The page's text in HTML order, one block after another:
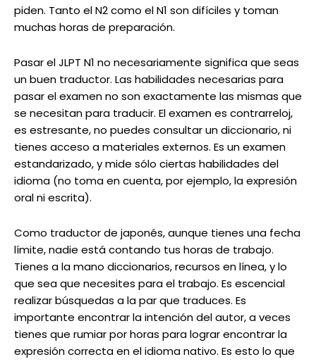
piden. Tanto el N2 como el N1 son difíciles y toman
muchas horas de preparación.
Pasar el JLPT N1 no necesariamente significa que seas
un buen traductor. Las habilidades necesarias para
pasar el examen no son exactamente las mismas que
se necesitan para traducir. El examen es contrarreloj,
es estresante, no puedes consultar un diccionario, ni
tienes acceso a materiales externos. Es un examen
estandarizado, y mide sólo ciertas habilidades del
idioma (no toma en cuenta, por ejemplo, la expresión
oral ni escrita).
Como traductor de japonés, aunque tienes una fecha
límite, nadie está contando tus horas de trabajo.
Tienes a la mano diccionarios, recursos en línea, y lo
que sea que necesites para el trabajo. Es escencial
realizar búsquedas a la par que traduces. Es
importante encontrar la intención del autor, a veces
tienes que rumiar por horas para lograr encontrar la
expresión correcta en el idioma nativo. Es esto lo que